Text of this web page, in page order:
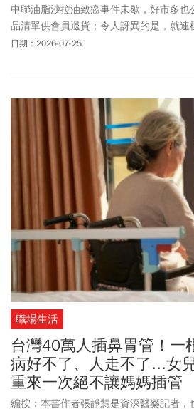
中聯油脂沙拉油致癌事件未歇，好市多
品清單供會員退貨；令人訝異的是，就
茶油也被驗出一級致癌物苯駢芘(BaP)超
日期：2026-07-25
職場生活
台灣40萬人插鼻胃管！一
病好不了、人走不了...女
重來一次絕不讓媽媽插管
編按：本書作者張靜慧是資深醫藥記者，